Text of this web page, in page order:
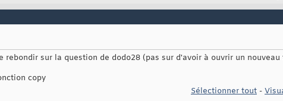
rebondir sur la question de dodo28 (pas sur d'avoir à ouvrir un nouveau
copy
Sélectionner tout -